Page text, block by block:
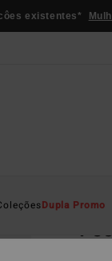
existentes*
Dupla Promo